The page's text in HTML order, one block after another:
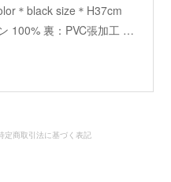
＊black size＊H37cm
100% 裏：PVC張加工 …
定商取引法に基づく表記